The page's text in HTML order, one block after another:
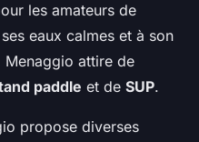
les amateurs de
eaux calmes et à son
Menaggio attire de
paddle et de SUP.
propose diverses